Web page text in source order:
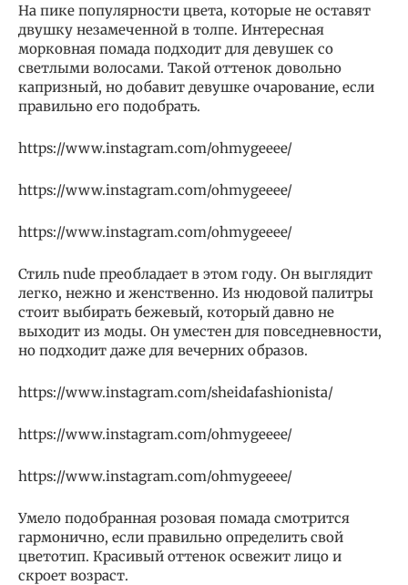
На пике популярности цвета, которые не оставят
двушку незамеченной в толпе. Интересная
морковная помада подходит для девушек со
светлыми волосами. Такой оттенок довольно
капризный, но добавит девушке очарование, если
правильно его подобрать.
https://www.instagram.com/ohmygeeee/
https://www.instagram.com/ohmygeeee/
https://www.instagram.com/ohmygeeee/
Стиль nude преобладает в этом году. Он выглядит
легко, нежно и женственно. Из нюдовой палитры
стоит выбирать бежевый, который давно не
выходит из моды. Он уместен для повседневности,
но подходит даже для вечерних образов.
https://www.instagram.com/sheidafashionista/
https://www.instagram.com/ohmygeeee/
https://www.instagram.com/ohmygeeee/
Умело подобранная розовая помада смотрится
гармонично, если правильно определить свой
цветотип. Красивый оттенок освежит лицо и
скроет возраст.